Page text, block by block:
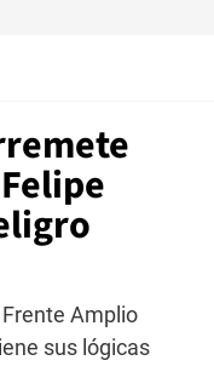
Amplio
sus lógicas